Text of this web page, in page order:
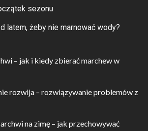
sezonu
latem, żeby nie marnować wody?
– jak i kiedy zbierać marchew w
rozwija – rozwiązywanie problemów z
na zimę – jak przechowywać